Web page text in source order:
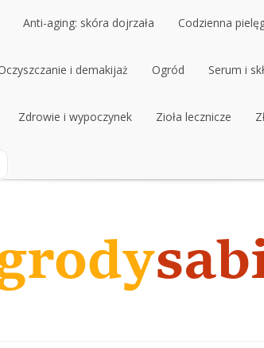
Anti-aging: skóra dojrzała
Anti-aging: skóra dojrzała
Codzienna
Codzienna
i demakijaż
Oczyszczanie i demakijaż
Ogród
Ogród
Serum i
Serum i
Zdrowie i wypoczynek Zioła lecznicze